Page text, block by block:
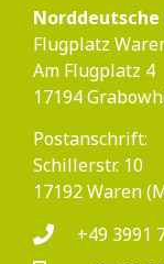
Flugplatz
Am Flugplatz 4
17194
Postanschrift:
Schillerstr. 10
17192 Waren
+49 3991